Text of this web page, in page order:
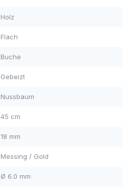
Holz
Flach
Buche
Gebeizt
Nussbaum
45 cm
18 mm
Messing / Gold
Ø 6.0 mm